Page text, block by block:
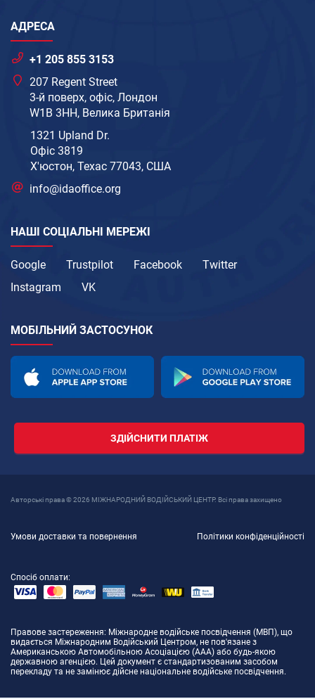
АДРЕСА
+1 205 855 3153
207 Regent Street
3-й поверх, офіс, Лондон
W1B 3HH, Велика Британія
1321 Upland Dr.
Офіс 3819
Х'юстон, Техас 77043, США
info@idaoffice.org
НАШІ СОЦІАЛЬНІ МЕРЕЖІ
Google Trustpilot Facebook
Twitter
Instagram
VK
МОБІЛЬНИЙ ЗАСТОСУНОК
ЗДІЙСНИТИ ПЛАТІЖ
Авторські права © 2026 МІЖНАРОДНИЙ ВОДІЙСЬКИЙ ЦЕНТР. Всі права захищено
Умови доставки та повернення Політики конфіденційності
Спосіб оплати:
Правове застереження: Міжнародне водійське посвідчення (МВП), що
видається Міжнародним Водійський Центром, не пов'язане з
Американською Автомобільною Асоціацією (AAA) або будь-якою
державною агенцією. Цей документ є стандартизованим засобом
перекладу та не замінює дійсне національне водійське посвідчення.